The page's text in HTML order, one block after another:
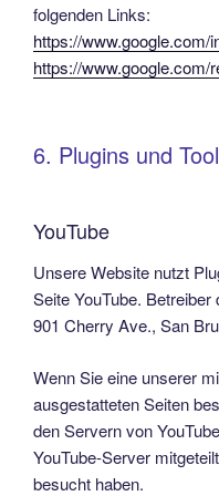
folgenden Links:
https://www.google.com/
https://www.google.com/
6. Plugins und
YouTube
Unsere Website nutzt
Seite YouTube. Betreiber
901 Cherry Ave., San
Wenn Sie eine unserer
ausgestatteten Seiten
den Servern von
YouTube-Server
besucht haben.